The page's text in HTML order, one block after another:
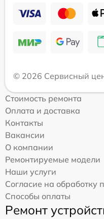
© 2026 Сервисный
Стоимость ремонта
Оплата и доставка
Контакты
Вакансии
О компании
Ремонтируемые модели
Наши услуги
Согласие на
Способы оплаты
Ремонт